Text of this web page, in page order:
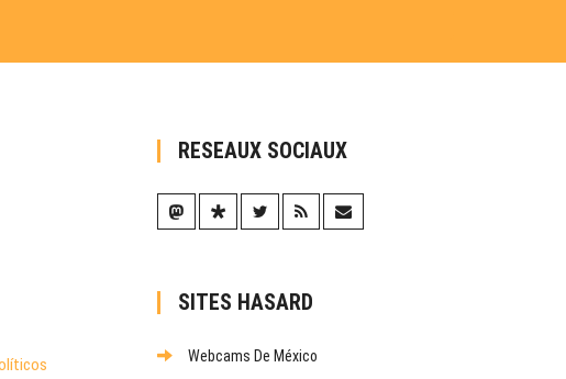
RESEAUX SOCIAUX
SITES HASARD
Webcams De México